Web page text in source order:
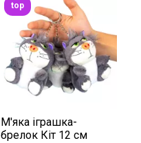
М'яка іграшка-
брелок Кіт 12 см
top